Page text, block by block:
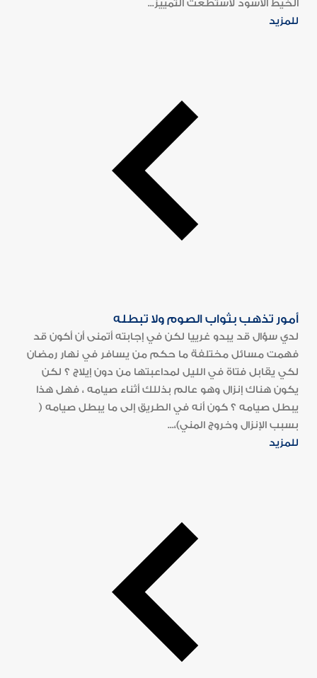
الخيط الأسود لاستطعت التمييز...
للمزيد
أمور تذهب بثواب الصوم ولا تبطله
لدي سؤال قد يبدو غرييا لكن في إجابته أتمنى أن أكون قد
فهمت مسائل مختلفة ما حكم من يسافر في نهار رمضان
لكي يقابل فتاة في الليل لمداعبتها من دون إيلاج ؟ لكن
يكون هناك إنزال وهو عالم بذللك أثناء صيامه ، فهل هذا
يبطل صيامه ؟ كون أنه في الطريق إلى ما يبطل صيامه (
بسبب الإنزال وخروج المني)،...
للمزيد